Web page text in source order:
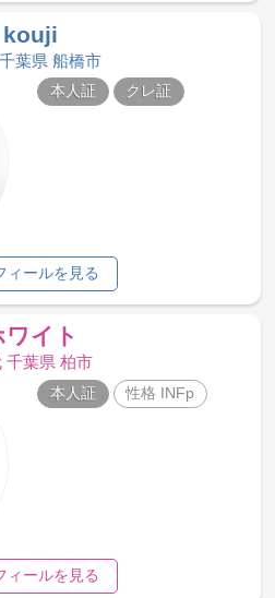
kouji
葉県 船橋市
本人証 クレ証
ィールを見る
ワイト
千葉県 柏市
本人証 性格 INFp
ィールを見る